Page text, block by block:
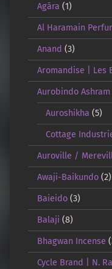
Agāra (1)
Al Haramain
Anand (3)
Aromandise | Les
Aurobindo Ashram
Auroshikha (5)
Cottage
Auroville /
Awaji-Baikundo(2)
Baieido(3)
Balaji (8)
Bhagwan Incense
Cycle Brand | N.